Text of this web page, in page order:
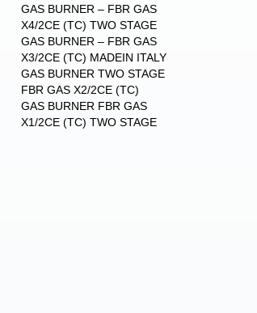
GAS BURNER – FBR GAS
X4/2CE (TC) TWO STAGE
GAS BURNER – FBR GAS
X3/2CE (TC) MADEIN ITALY
GAS BURNER TWO STAGE
FBR GAS X2/2CE (TC)
GAS BURNER FBR GAS
X1/2CE (TC) TWO STAGE